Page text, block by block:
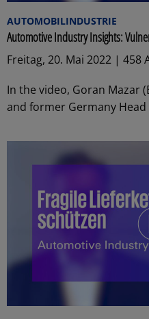
AUTOMOBILINDUSTRIE
Automotive Industry Insights:
Freitag, 20. Mai 2022 | 458
In the video, Goran Mazar
and former Germany